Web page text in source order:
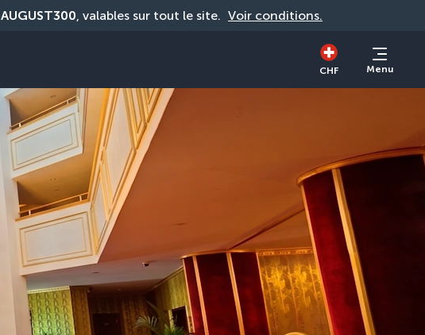
AUGUST300, valables sur tout le site. Voir conditions.
CHF Menu